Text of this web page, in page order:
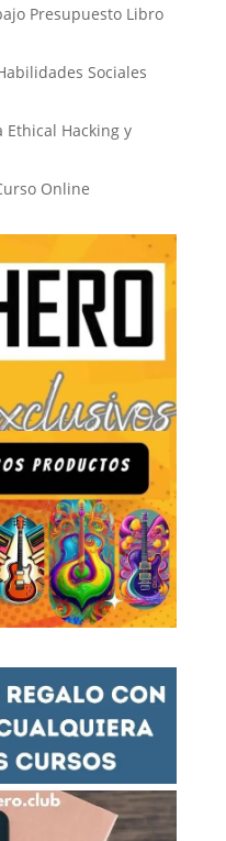
Presupuesto Libro
Sociales
Hacking y
Online